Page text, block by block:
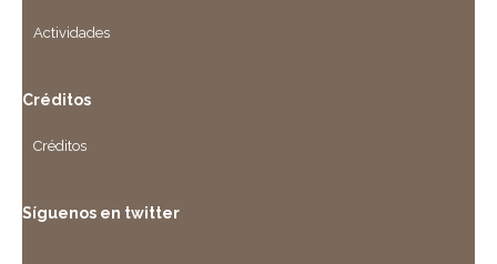
Actividades
Créditos
Créditos
Síguenos en twitter